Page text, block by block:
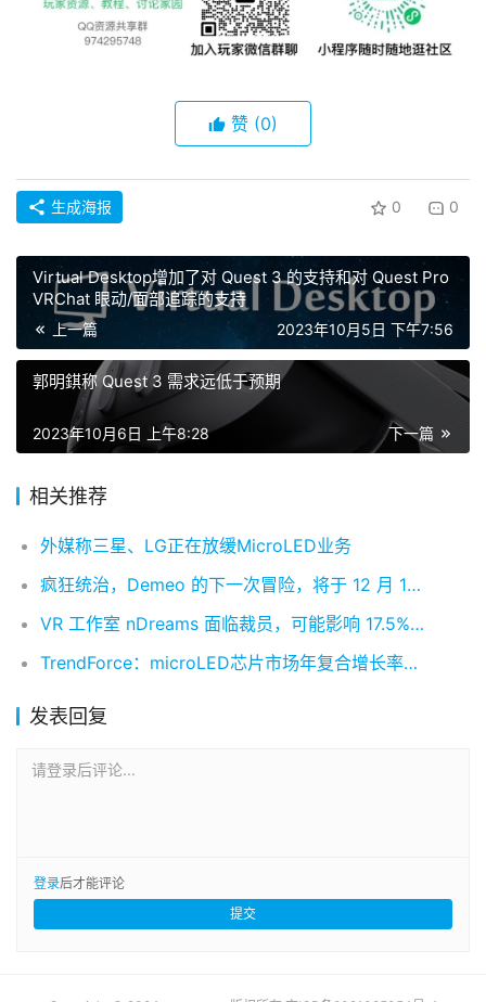
赞 (0)
生成海报 0 0
Virtual Desktop增加了对 Quest 3 的支持和对 Quest Pro
VRChat 眼动/面部追踪的支持
上一篇 2023年10月5日 下午7:56
郭明錤称 Quest 3 需求远低于预期
下一篇
2023年10月6日 上午8:28
相关推荐
外媒称三星、LG正在放缓MicroLED业务
疯狂统治，Demeo 的下一次冒险，将于 12 月 15 日到来
VR 工作室 nDreams 面临裁员，可能影响 17.5% 的员工
TrendForce：microLED芯片市场年复合增长率达136%，2027年将达5.8亿美元
发表回复
请登录后评论...
登录后才能评论
提交